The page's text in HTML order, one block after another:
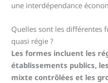
une interdépendance
Quelles sont les différentes
quasi régie ?
Les formes incluent les
établissements publics,
mixte contrôlées et les